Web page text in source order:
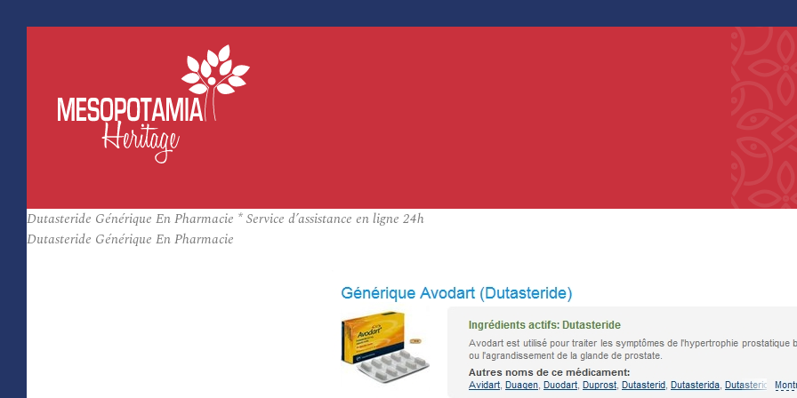
Dutasteride Générique En Pharmacie * Service d’assistance en ligne 24h
Dutasteride Générique En Pharmacie